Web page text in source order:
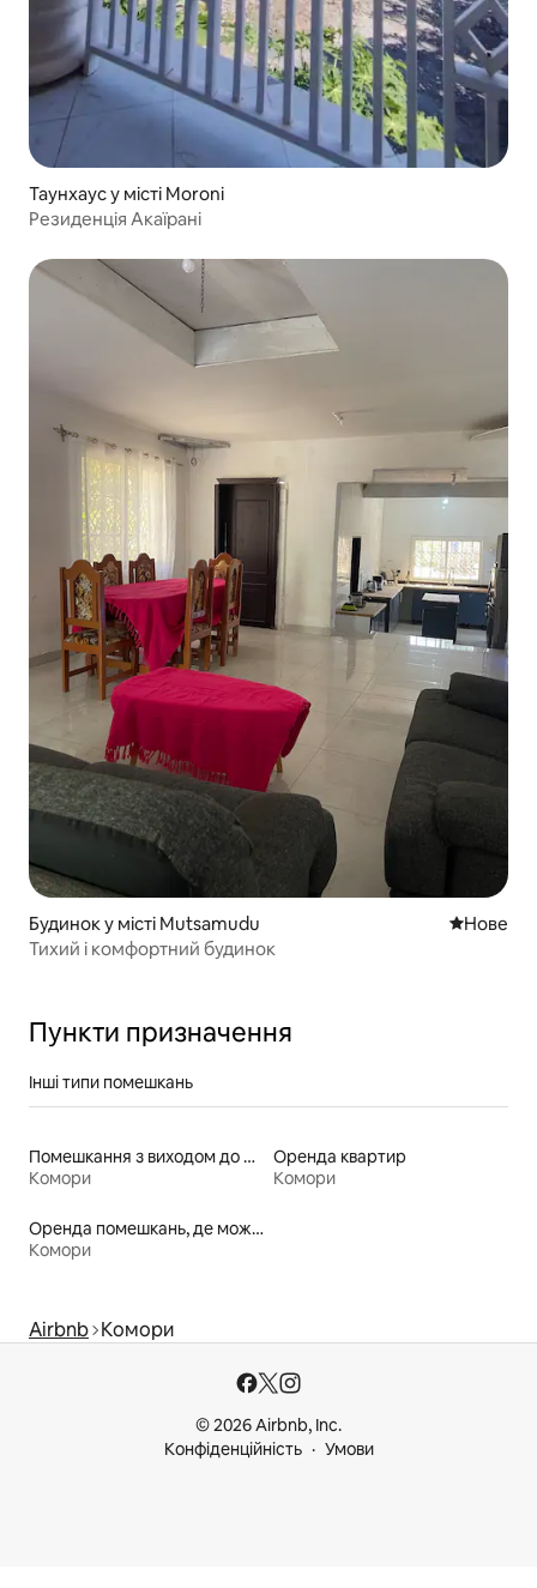
Таунхаус у місті Moroni
Резиденція Акаїрані
Будинок у місті Mutsamudu Нове
Нове
Тихий і комфортний будинок
Пункти призначення
Інші типи помешкань
Помешкання з виходом до пляжу
Комори
Оренда квартир
Комори
Оренда помешкань, де можна перебувати з домашніми тваринами
Комори
Airbnb Комори
© 2026 Airbnb, Inc.
Конфіденційність
Умови